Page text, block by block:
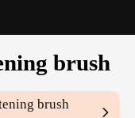
brush
brush